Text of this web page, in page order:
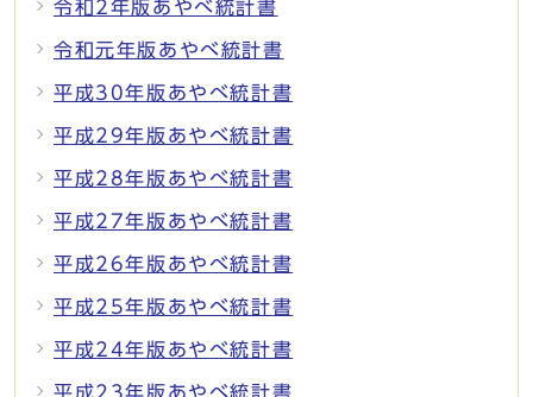
令和2年版あやべ統計書
令和元年版あやべ統計書
平成30年版あやべ統計書
平成29年版あやべ統計書
平成28年版あやべ統計書
平成27年版あやべ統計書
平成26年版あやべ統計書
平成25年版あやべ統計書
平成24年版あやべ統計書
平成23年版あやべ統計書